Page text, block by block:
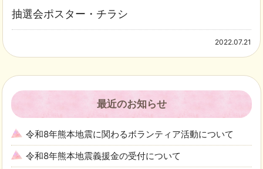
抽選会ポスター・チラシ
2022.07.21
最近のお知らせ
令和8年熊本地震に関わるボランティア活動について
令和8年熊本地震義援金の受付について